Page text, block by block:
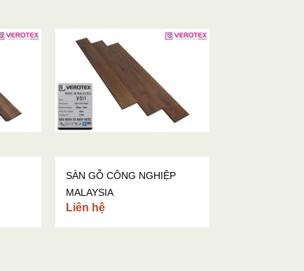
SÀN GỖ CÔNG NGHIỆP
MALAYSIA
Liên hệ